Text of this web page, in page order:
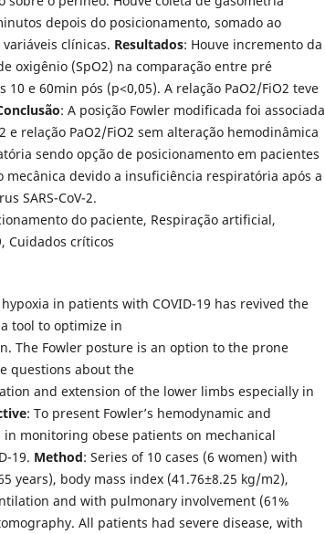
depois do posicionamento, somado ao
clínicas. Resultados: Houve incremento da
oxigênio (SpO2) na comparação entre pré
10 e 60min pós (p<0,05). A relação PaO2/FiO2 teve
: A posição Fowler modificada foi associada
e relação PaO2/FiO2 sem alteração hemodinâmica
sendo opção de posicionamento em pacientes
mecânica devido a insuficiência respiratória após a
SARS-CoV-2.
do paciente, Respiração artificial,
Cuidados críticos
hypoxia in patients with COVID-19 has revived the
tool to optimize in
The Fowler posture is an option to the prone
questions about the
and extension of the lower limbs especially in
: To present Fowler’s hemodynamic and
monitoring obese patients on mechanical
19. Method: Series of 10 cases (6 women) with
years), body mass index (41.76±8.25 kg/m2),
and with pulmonary involvement (61%
All patients had severe disease, with